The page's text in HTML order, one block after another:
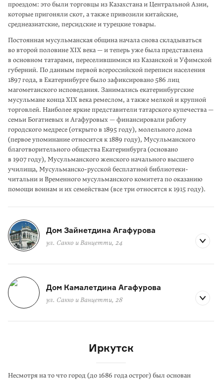
проездом: это были торговцы из Казахстана и Централь­ной Азии,
которые пригоняли скот, а также привозили китайские,
среднеазиат­ские, персидские и турецкие товары.
Постоянная мусульманская община начала снова складываться
во второй половине XIX века — и теперь уже была представлена
в основном татарами, переселившимися из Казанской и Уфимской
губерний. По дан­ным первой всероссийской переписи населения
1897 года, в Екатеринбурге было зафикси­ровано 586 лиц
магометанского исповеда­ния. Занимались екатеринбургские
мусульмане конца XIX века ремеслом, а также мелкой и крупной
торговлей. Наибо­лее яркие представители татар­ского купече­ства —
семьи Богатиевых и Агафуро­вых — финансировали работу
городского медресе (открыто в 1895 году), молельного дома
(первое упоминание относится к 1889 году), Мусуль­манского
благотворительного общества Екате­ринбурга (основано
в 1907 году), Мусульманского женского начального выс­шего
училища, Мусуль­манско-русской бесплатной библиотеки-
читальни и Временного мусульманского комитета по оказанию
помощи воинам и их семей­ствам (все три относятся к 1915 году).
Дом Зайнетдина Агафурова
ул. Сакко и Ванцетти, 24
Дом Камалетдина Агафурова
ул. Сакко и Ванцетти, 28
Иркутск
Несмотря на то что город (до 1686 года острог) был основан